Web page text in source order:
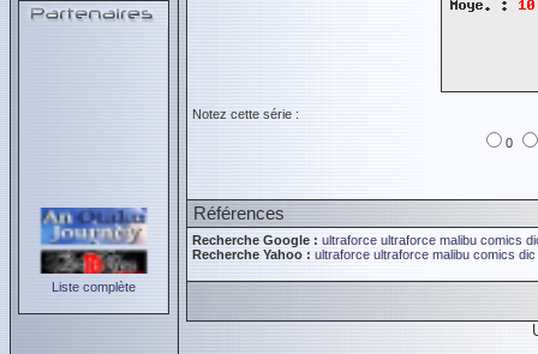
Liste complète
Notez cette série :
0
Références
Recherche Google : ultraforce ultraforce malibu comics
Recherche Yahoo : ultraforce ultraforce malibu comics dic